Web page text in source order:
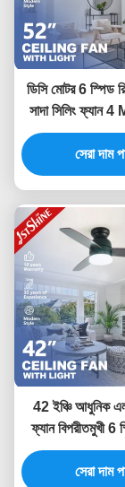
ডিসি মোটর 6 স্পিড
সাদা সিলিং ফ্যান
সহ
সেরা দাম
42 ইঞ্চি আধুনিক
ফ্যান বিপরীতমুখী 6
এমডিএফ
সেরা দাম